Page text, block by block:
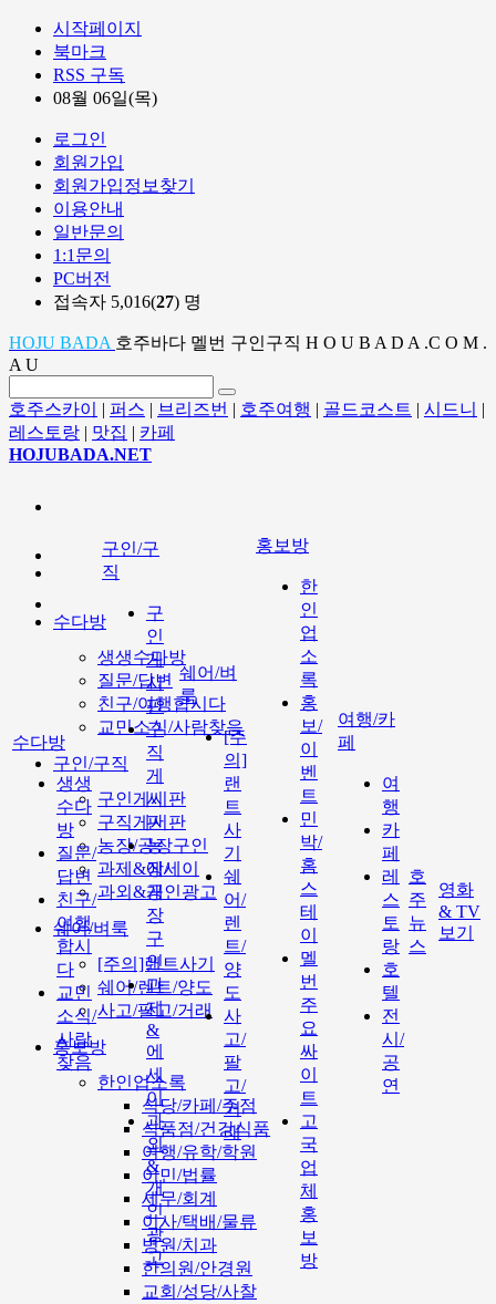
시작페이지
북마크
RSS 구독
08월 06일(목)
로그인
회원가입
회원가입정보찾기
이용안내
일반문의
1:1문의
PC버전
접속자 5,016(27) 명
HOJU BADA 호주바다 멜번 구인구직 H O U B A D A .C O M .
A U
호주스카이 | 퍼스 | 브리즈번 | 호주여행 | 골드코스트 | 시드니 |
레스토랑 | 맛집 | 카페
HOJUBADA.NET
수다방
생생수다방
질문/답변
친구/여행합시다
교민소식/사람찾음
구인/구직
구인게시판
구직게시판
농장/공장구인
과제&에세이
과외&개인광고
쉐어/벼룩
[주의]랜트사기
쉐어/렌트/양도
사고/팔고/거래
홍보방
한인업소록
식당/카페/주점
식품점/건강식품
여행/유학/학원
이민/법률
세무/회계
이사/택배/물류
병원/치과
한의원/안경원
교회/성당/사찰
수다방
생생
수다
방
질문/
답변
친구/
여행
합시
다
교민
소식/
사람
찾음
구인/구
직
구
인
게
시
판
구
직
게
시
판
농
장/
공
장
구
인
과
제
&
에
세
이
과
외
&
개
인
광
고
쉐어/벼
룩
[주
의]
랜
트
사
기
쉐
어/
렌
트/
양
도
사
고/
팔
고/
거
래
홍보방
한
인
업
소
록
홍
보/
이
벤
트
민
박/
홈
스
테
이
멜
번
주
요
싸
이
트
고
국
업
체
홍
보
방
여행/카
페
여
행
카
페
레
스
토
랑
호
텔
전
시/
공
연
호
주
뉴
스
영화
& TV
보기